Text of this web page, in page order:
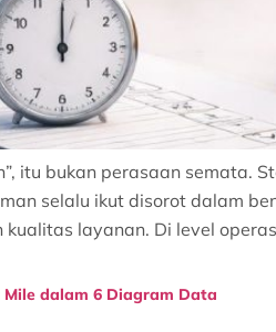
itu bukan perasaan semata.
selalu ikut disorot dalam
layanan. Di level
dalam 6 Diagram Data